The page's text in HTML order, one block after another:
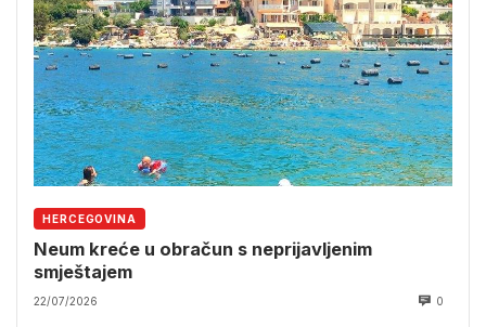
HERCEGOVINA
Neum kreće u obračun s neprijavljenim
smještajem
22/07/2026 0